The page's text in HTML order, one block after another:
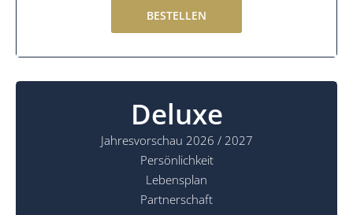
BESTELLEN
Deluxe
Jahresvorschau 2026 / 2027
Persönlichkeit
Lebensplan
Partnerschaft